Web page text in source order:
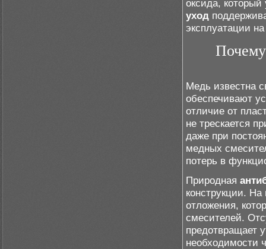
оксида,
уход
эксплуатации
Медь известна
обеспечивают
отличие от
не трескается
даже при
медных
потерь в
Природная
конструкции.
отложения,
смесителей.
предотвращает
необходимости